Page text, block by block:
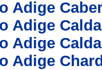
Adige
Adige
Adige
Adige